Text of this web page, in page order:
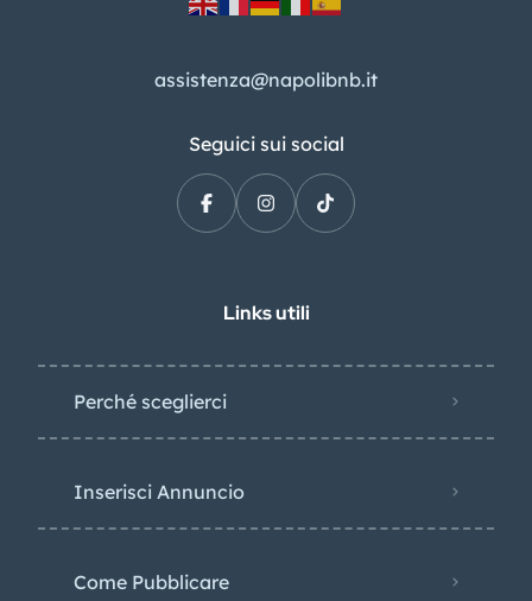
assistenza@napolibnb.it
Seguici sui social
Links utili
Perché sceglierci
Inserisci Annuncio
Come Pubblicare